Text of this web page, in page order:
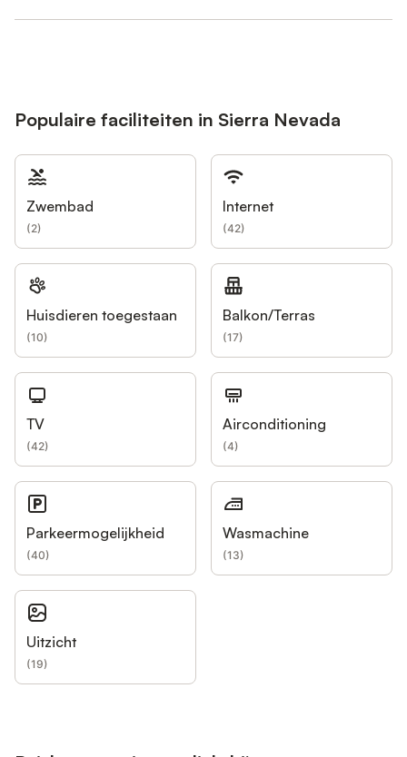
Populaire faciliteiten in Sierra Nevada
Zwembad
(2)
Internet
(42)
Huisdieren toegestaan
(10)
Balkon/Terras
(17)
TV
(42)
Airconditioning
(4)
Parkeermogelijkheid
(40)
Wasmachine
(13)
Uitzicht
(19)